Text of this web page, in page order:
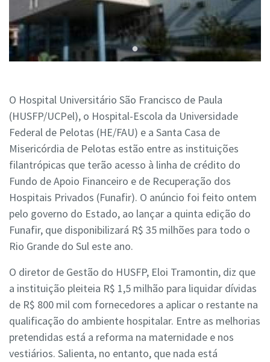
O Hospital Universitário São Francisco de Paula
(HUSFP/UCPel), o Hospital-Escola da Universidade
Federal de Pelotas (HE/FAU) e a Santa Casa de
Misericórdia de Pelotas estão entre as instituições
filantrópicas que terão acesso à linha de crédito do
Fundo de Apoio Financeiro e de Recuperação dos
Hospitais Privados (Funafir). O anúncio foi feito ontem
pelo governo do Estado, ao lançar a quinta edição do
Funafir, que disponibilizará R$ 35 milhões para todo o
Rio Grande do Sul este ano.
O diretor de Gestão do HUSFP, Eloi Tramontin, diz que
a instituição pleiteia R$ 1,5 milhão para liquidar dívidas
de R$ 800 mil com fornecedores a aplicar o restante na
qualificação do ambiente hospitalar. Entre as melhorias
pretendidas está a reforma na maternidade e nos
vestiários. Salienta, no entanto, que nada está